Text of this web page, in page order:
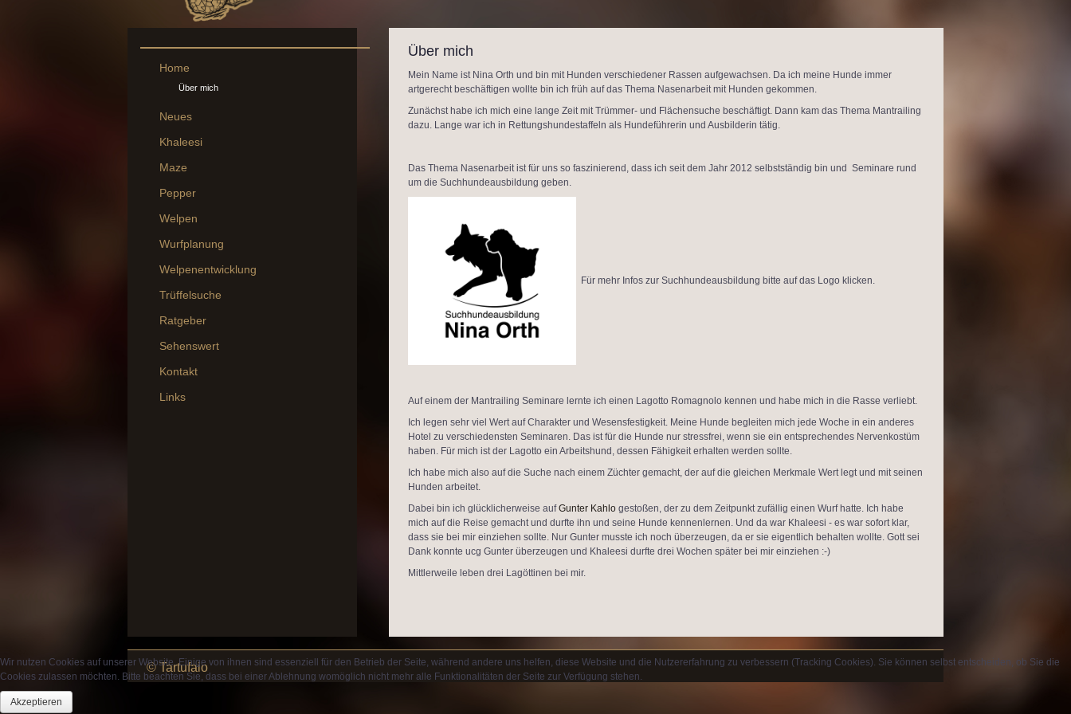
Home
Über mich
Neues
Khaleesi
Maze
Pepper
Welpen
Wurfplanung
Welpenentwicklung
Trüffelsuche
Ratgeber
Sehenswert
Kontakt
Links
Über mich
Mein Name ist Nina Orth und bin mit Hunden verschiedener Rassen aufgewachsen. Da ich meine Hunde immer
artgerecht beschäftigen wollte bin ich früh auf das Thema Nasenarbeit mit Hunden gekommen.
Zunächst habe ich mich eine lange Zeit mit Trümmer- und Flächensuche beschäftigt. Dann kam das Thema Mantrailing
dazu. Lange war ich in Rettungshundestaffeln als Hundeführerin und Ausbilderin tätig.
Das Thema Nasenarbeit ist für uns so faszinierend, dass ich seit dem Jahr 2012 selbstständig bin und Seminare rund
um die Suchhundeausbildung geben.
Für mehr Infos zur Suchhundeausbildung bitte auf das Logo klicken.
Auf einem der Mantrailing Seminare lernte ich einen Lagotto Romagnolo kennen und habe mich in die Rasse verliebt.
Ich legen sehr viel Wert auf Charakter und Wesensfestigkeit. Meine Hunde begleiten mich jede Woche in ein anderes
Hotel zu verschiedensten Seminaren. Das ist für die Hunde nur stressfrei, wenn sie ein entsprechendes Nervenkostüm
haben. Für mich ist der Lagotto ein Arbeitshund, dessen Fähigkeit erhalten werden sollte.
Ich habe mich also auf die Suche nach einem Züchter gemacht, der auf die gleichen Merkmale Wert legt und mit seinen
Hunden arbeitet.
Dabei bin ich glücklicherweise aufGunter Kahlo gestoßen, der zu dem Zeitpunkt zufällig einen Wurf hatte. Ich habe
mich auf die Reise gemacht und durfte ihn und seine Hunde kennenlernen. Und da war Khaleesi - es war sofort klar,
dass sie bei mir einziehen sollte. Nur Gunter musste ich noch überzeugen, da er sie eigentlich behalten wollte. Gott sei
Dank konnte ucg Gunter überzeugen und Khaleesi durfte drei Wochen später bei mir einziehen :-)
Mittlerweile leben drei Lagöttinen bei mir.
© Tartufaio
Wir nutzen Cookies auf unserer Website. Einige von ihnen sind essenziell für den Betrieb der Seite, während andere uns helfen, diese Website und die Nutzererfahrung zu verbessern (Tracking Cookies). Sie können selbst entscheiden, ob Sie die
Cookies zulassen möchten. Bitte beachten Sie, dass bei einer Ablehnung womöglich nicht mehr alle Funktionalitäten der Seite zur Verfügung stehen.
Akzeptieren